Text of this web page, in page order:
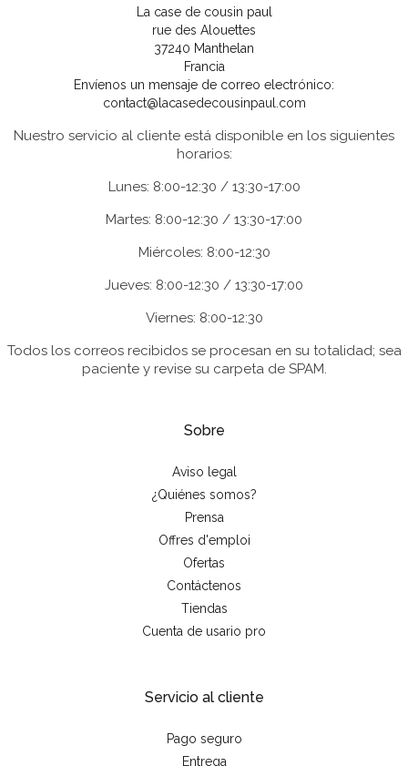
La case de cousin paul
rue des Alouettes
37240 Manthelan
Francia
Envíenos un mensaje de correo electrónico:
contact@lacasedecousinpaul.com
Nuestro servicio al cliente está disponible en los siguientes
horarios:
Lunes: 8:00-12:30 / 13:30-17:00
Martes: 8:00-12:30 / 13:30-17:00
Miércoles: 8:00-12:30
Jueves: 8:00-12:30 / 13:30-17:00
Viernes: 8:00-12:30
Todos los correos recibidos se procesan en su totalidad; sea
paciente y revise su carpeta de SPAM.
Sobre
Aviso legal
¿Quiénes somos?
Prensa
Offres d'emploi
Ofertas
Contáctenos
Tiendas
Cuenta de usario pro
Servicio al cliente
Pago seguro
Entrega